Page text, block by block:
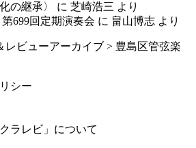
の継承〉
に 芝崎浩三 より
699回定期演奏会 に 畠山博志 より
レビューアーカイブ > 豊島区管弦楽
シー
ラレビ」について